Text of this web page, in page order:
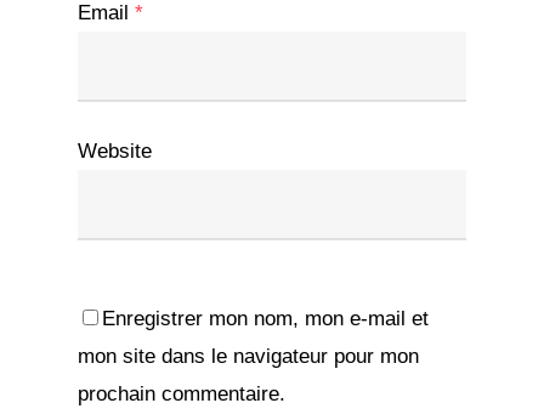
Email *
Website
Enregistrer mon nom, mon e-mail et
mon site dans le navigateur pour mon
prochain commentaire.